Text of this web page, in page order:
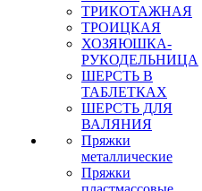
ТРИКОТАЖНАЯ
ТРОИЦКАЯ
ХОЗЯЮШКА-
РУКОДЕЛЬНИЦА
ШЕРСТЬ В
ТАБЛЕТКАХ
ШЕРСТЬ ДЛЯ
ВАЛЯНИЯ
Пряжки
металлические
Пряжки